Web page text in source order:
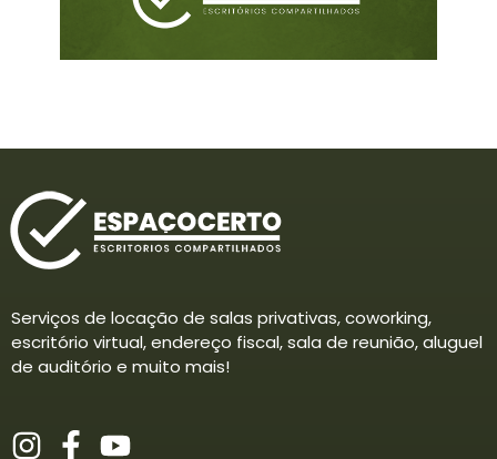
Serviços de locação de salas privativas, coworking,
escritório virtual, endereço fiscal, sala de reunião, aluguel
de auditório e muito mais!